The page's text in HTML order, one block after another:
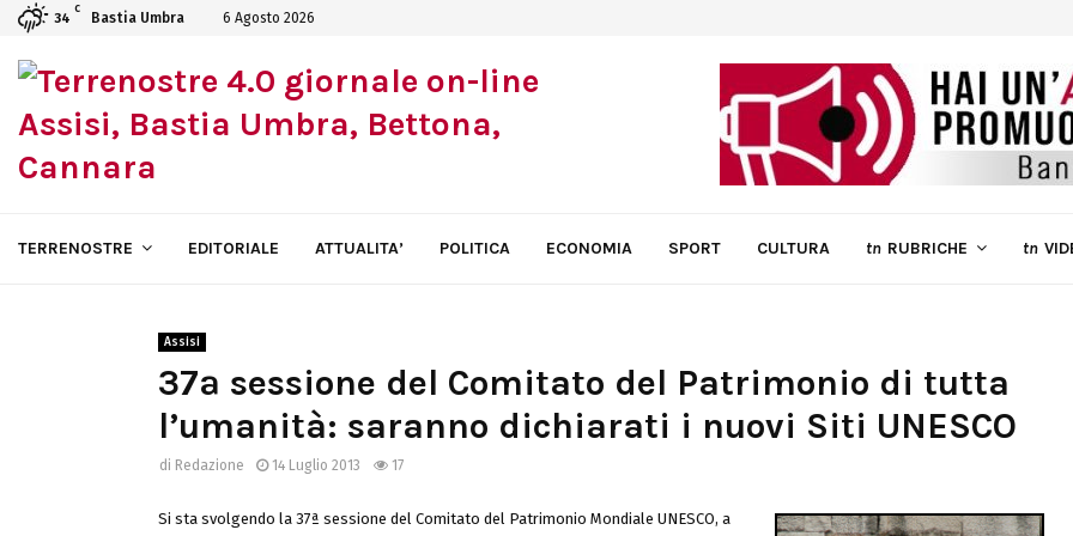
34
C
Bastia Umbra 6 Agosto 2026
TERRENOSTRE EDITORIALE ATTUALITA’ POLITICA ECONOMIA SPORT CULTURA tn RUBRICHE tn
Assisi
37ª sessione del Comitato del Patrimonio di tutta
l’umanità: saranno dichiarati i nuovi Siti UNESCO
di Redazione 14 Luglio 2013 17
Si sta svolgendo la 37ª sessione del Comitato del Patrimonio Mondiale UNESCO, a